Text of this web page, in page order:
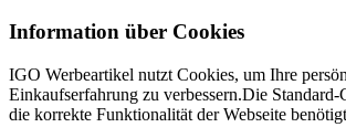
Information über Cookies
IGO Werbeartikel nutzt Cookies, um Ihre
Einkaufserfahrung zu verbessern.Die
die korrekte Funktionalität der Webseite